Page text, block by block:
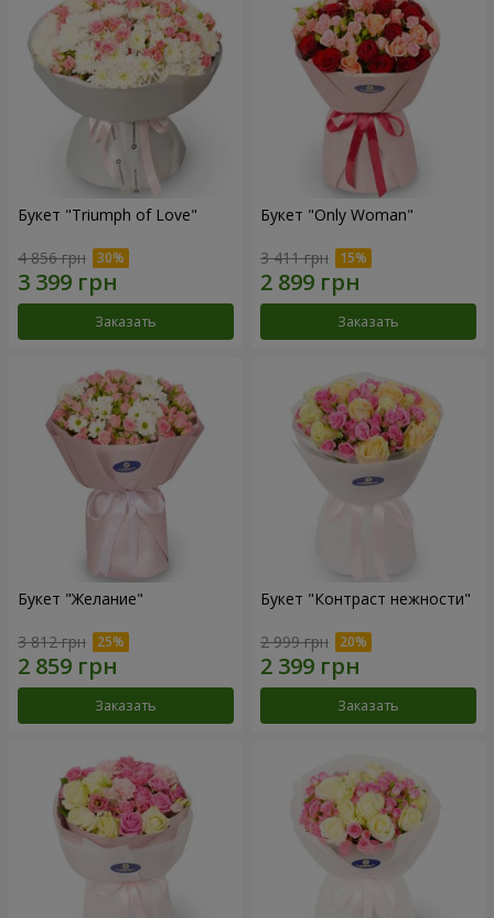
Букет "Triumph of Love"
4 856 грн
Заказать
Букет "Only Woman"
3 411 грн
Заказать
Букет "Желание"
3 812 грн
Заказать
Букет "Контраст нежности"
2 999 грн
Заказать